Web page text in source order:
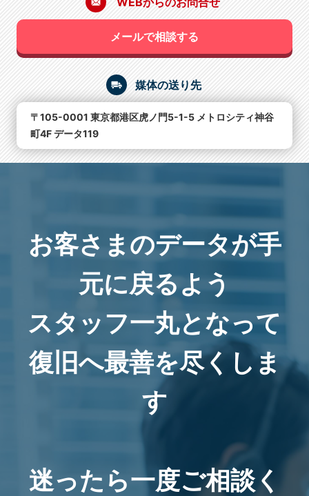
メールで相談する
媒体の送り先
〒105-0001 東京都港区虎ノ門5-1-5 メトロシティ神谷
町4F データ119
お客さまのデータが手
元に戻るよう
スタッフ一丸となって
復旧へ最善を尽くしま
す
迷ったら一度ご相談く